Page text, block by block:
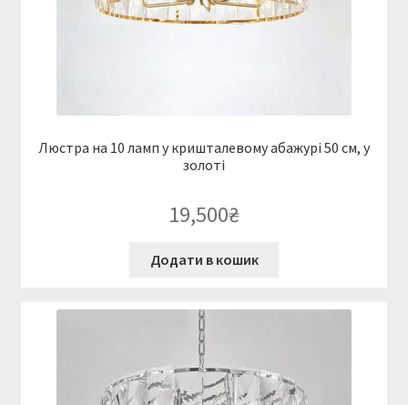
Люстра на 10 ламп у кришталевому абажурі 50 см, у
золоті
19,500₴
Додати в кошик